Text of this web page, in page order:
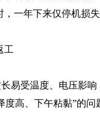
一年下来仅停机损
工
受温度、电压影响
高、下午粘黏”的